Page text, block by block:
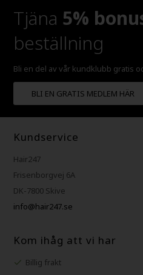
Tjäna 5%
beställning
Bli en del av vår kundklubb gratis
BLI EN GRATIS MEDLEM HÄR
Kundservice
Hair247
Frisenborgvej 6A
DK-7800 Skive
info@hair247.se
Kom ihåg att vi har
Billig frakt